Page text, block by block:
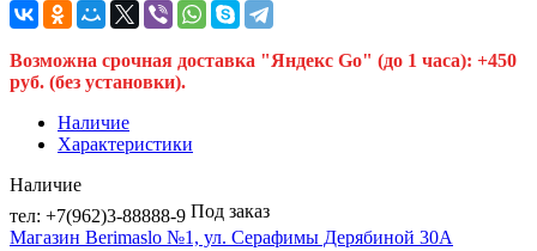
Возможна срочная доставка "Яндекс Go" (до 1 часа): +450
руб. (без установки).
Наличие
Характеристики
Наличие
тел: +7(962)3-88888-9 Под заказ
Магазин Berimaslo №1, ул. Серафимы Дерябиной 30А